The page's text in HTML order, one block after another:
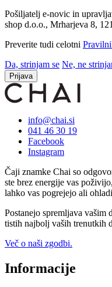
Pošiljatelj e-novic in
shop d.o.o., Mrharjeva 8,
Preverite tudi celotni
Da, strinjam se Ne, ne
Prijava
info@chai.si
041 46 30 19
Facebook
Instagram
Čaji znamke Chai so
ste brez energije vas
lahko vas pogrejejo ali
Postanejo spremljava vašim
tistih najbolj vaših trenutkih
Več o naši zgodbi.
Informacije